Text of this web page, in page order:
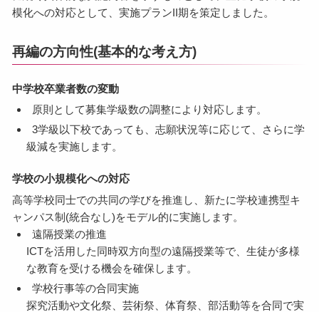
模化への対応として、実施プランII期を策定しました。
再編の方向性(基本的な考え方)
中学校卒業者数の変動
原則として募集学級数の調整により対応します。
3学級以下校であっても、志願状況等に応じて、さらに学
級減を実施します。
学校の小規模化への対応
高等学校同士での共同の学びを推進し、新たに学校連携型キ
ャンパス制(統合なし)をモデル的に実施します。
遠隔授業の推進
ICTを活用した同時双方向型の遠隔授業等で、生徒が多様
な教育を受ける機会を確保します。
学校行事等の合同実施
探究活動や文化祭、芸術祭、体育祭、部活動等を合同で実